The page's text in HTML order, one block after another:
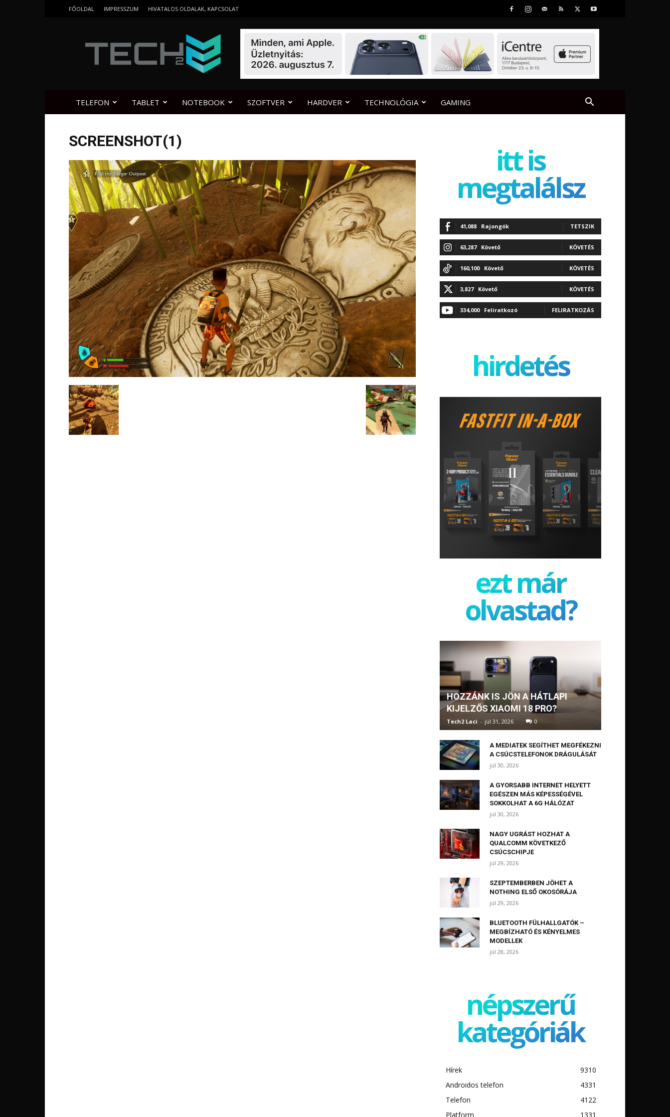
FŐOLDAL IMPRESSZUM HIVATALOS OLDALAK, KAPCSOLAT
TELEFON TABLET NOTEBOOK SZOFTVER HARDVER TECHNOLÓGIA GAMING
SCREENSHOT(1)
itt is
megtalálsz
41,088 Rajongók TETSZIK
63,287 Követő KÖVETÉS
160,100 Követő KÖVETÉS
3,827 Követő KÖVETÉS
334,000 Feliratkozó FELIRATKOZÁS
hirdetés
ezt már
olvastad?
HOZZÁNK IS JÖN A HÁTLAPI
KIJELZŐS XIAOMI 18 PRO?
Tech2 Laci - júl 31, 2026 0
A MEDIATEK SEGÍTHET MEGFÉKEZNI
A CSÚCSTELEFONOK DRÁGULÁSÁT
júl 30, 2026
A GYORSABB INTERNET HELYETT
EGÉSZEN MÁS KÉPESSÉGÉVEL
SOKKOLHAT A 6G HÁLÓZAT
júl 30, 2026
NAGY UGRÁST HOZHAT A
QUALCOMM KÖVETKEZŐ
CSÚCSCHIPJE
júl 29, 2026
SZEPTEMBERBEN JÖHET A
NOTHING ELSŐ OKOSÓRÁJA
júl 29, 2026
BLUETOOTH FÜLHALLGATÓK –
MEGBÍZHATÓ ÉS KÉNYELMES
MODELLEK
júl 28, 2026
népszerű
kategóriák
Hírek
9310
Androidos telefon
4331
Telefon
4122
Platform
1331